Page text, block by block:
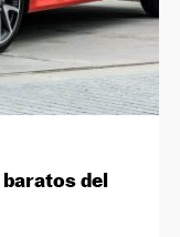
del